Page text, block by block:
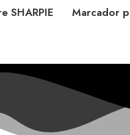
SHARPIE Marcador